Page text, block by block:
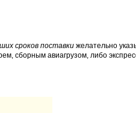
сроков поставки желательно
сборным авиагрузом, либо